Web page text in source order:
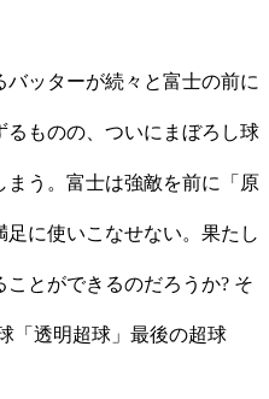
ッターが続々と富士の前に
ものの、ついにまぼろし球
う。富士は強敵を前に「原
に使いこなせない。果たし
とができるのだろうか? そ
「透明超球」最後の超球